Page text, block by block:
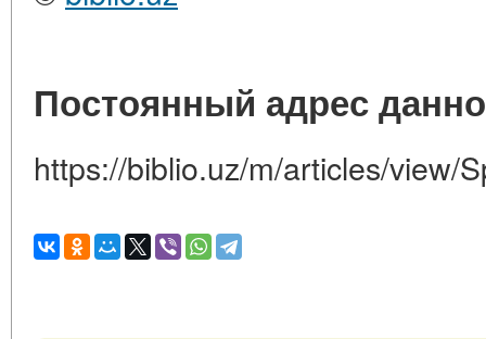
Постоянный адрес
https://biblio.uz/m/articles/view/